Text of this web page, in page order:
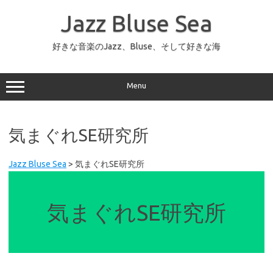
ッ
プ
Jazz Bluse Sea
好きな音楽のJazz、Bluse、そして好きな海
Menu
気まぐれSE研究所
Jazz Bluse Sea > 気まぐれSE研究所
気まぐれSE研究所